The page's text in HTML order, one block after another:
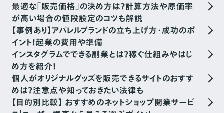
最適な「販売価格」の決め方は？計算方法や原価率
が高い場合の値段設定のコツも解説
【事例あり】アパレルブランドの立ち上げ方・成功のポ
イント！起業の費用や準備
インスタグラムでできる副業とは？稼ぐ仕組みやはじ
め方を紹介！
個人がオリジナルグッズを販売できるサイトのおすす
めは？注意点や知っておきたい法律も
【目的別比較】 おすすめのネットショップ開業サービ